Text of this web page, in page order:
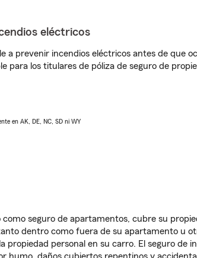
eléctricos
a prevenir incendios eléctricos antes de que
para los titulares de póliza de seguro de
en AK, DE, NC, SD ni WY
como seguro de apartamentos, cubre su
dentro como fuera de su apartamento u
propiedad personal en su carro. El seguro de